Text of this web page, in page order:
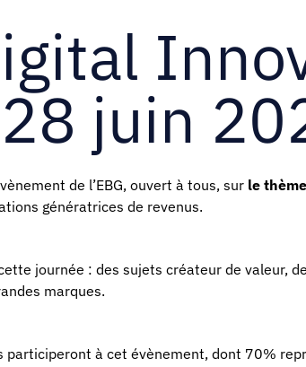
juin
de l’EBG, ouvert à tous, sur le
génératrices de revenus.
journée : des sujets créateur de valeur,
marques.
participeront à cet évènement, dont 70%